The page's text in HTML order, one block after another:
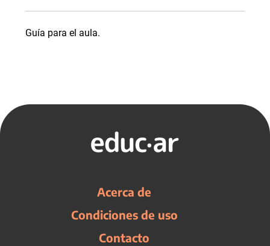
Guía para el aula.
Acerca de
Condiciones de uso
Contacto